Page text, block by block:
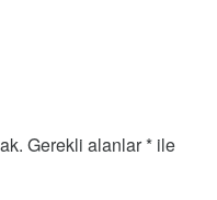
Gerekli alanlar* ile